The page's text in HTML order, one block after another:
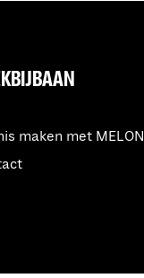
maken met MELON